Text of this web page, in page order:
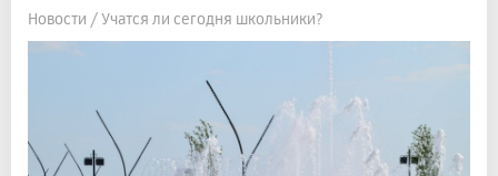
Новости / Учатся ли сегодня школьники?